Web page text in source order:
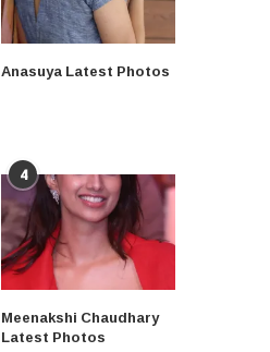
Anasuya Latest Photos
4
Meenakshi Chaudhary
Latest Photos